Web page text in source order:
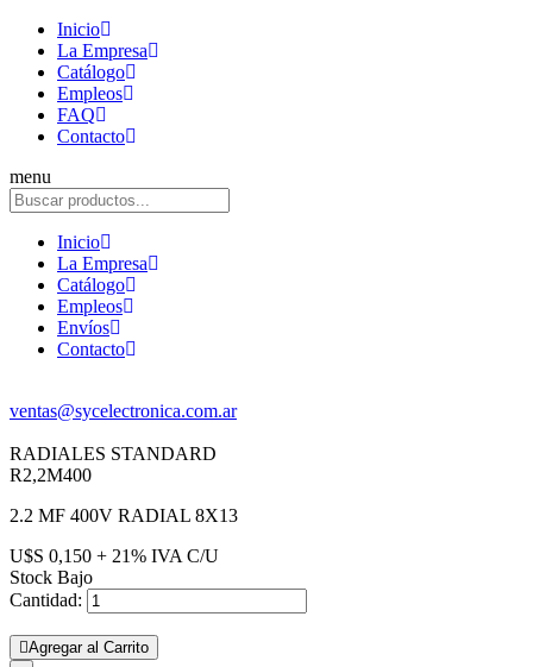
Inicio
La Empresa
Catálogo
Empleos
FAQ
Contacto
menu
Inicio
La Empresa
Catálogo
Empleos
Envíos
Contacto
ventas@sycelectronica.com.ar
RADIALES STANDARD
R2,2M400
2.2 MF 400V RADIAL 8X13
U$S 0,150 + 21% IVA C/U
Stock Bajo
Cantidad:
Agregar al Carrito